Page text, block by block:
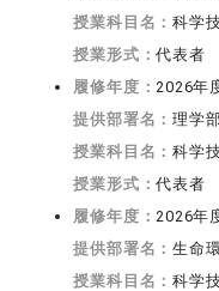
授業科目名：科学
授業形式：代表者
履修年度：2026年
提供部署名：理学
授業科目名：科学
授業形式：代表者
履修年度：2026年
提供部署名：生命
授業科目名：科学